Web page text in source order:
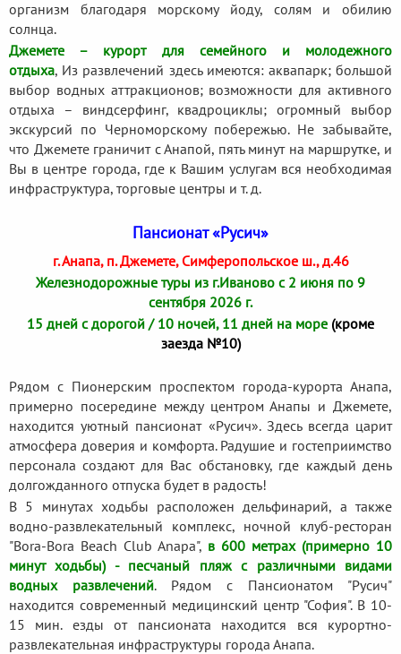
организм благодаря морскому йоду, солям и обилию
солнца.
Джемете – курорт для семейного и молодежного
отдыха, Из развлечений здесь имеются: аквапарк; большой
выбор водных аттракционов; возможности для активного
отдыха – виндсерфинг, квадроциклы; огромный выбор
экскурсий по Черноморскому побережью. Не забывайте,
что Джемете граничит с Анапой, пять минут на маршрутке, и
Вы в центре города, где к Вашим услугам вся необходимая
инфраструктура, торговые центры и т. д.
Пансионат «Русич»
г. Анапа, п. Джемете, Симферопольское ш., д.46
Железнодорожные туры из г.Иваново с 2 июня по 9
сентября 2026 г.
15 дней с дорогой / 10 ночей, 11 дней на море (кроме
заезда №10)
Рядом с Пионерским проспектом города-курорта Анапа,
примерно посередине между центром Анапы и Джемете,
находится уютный пансионат «Русич». Здесь всегда царит
атмосфера доверия и комфорта. Радушие и гостеприимство
персонала создают для Вас обстановку, где каждый день
долгожданного отпуска будет в радость!
В 5 минутах ходьбы расположен дельфинарий, а также
водно-развлекательный комплекс, ночной клуб-ресторан
"Bora-Bora Beach Club Anapa", в 600 метрах (примерно 10
минут ходьбы) - песчаный пляж с различными видами
водных развлечений. Рядом с Пансионатом "Русич"
находится современный медицинский центр "София". В 10-
15 мин. езды от пансионата находится вся курортно-
развлекательная инфраструктуры города Анапа.